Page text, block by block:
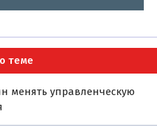
теме
менять управленческую